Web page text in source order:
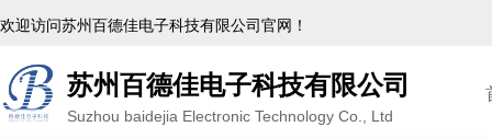
苏州百德佳电子科技有限公司
Suzhou baidejia Electronic Technology Co., Ltd
欢迎访问苏州百德佳电子科技有限公司官网！